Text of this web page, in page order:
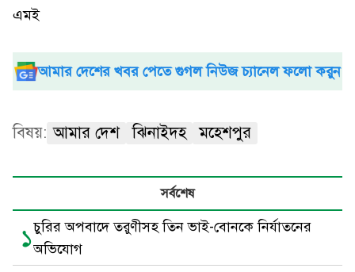
এমই
আমার দেশের খবর পেতে গুগল নিউজ চ্যানেল ফলো করুন
বিষয়: আমার দেশ ঝিনাইদহ মহেশপুর
সর্বশেষ
১চুরির অপবাদে তরুণীসহ তিন ভাই-বোনকে নির্যাতনের
অভিযোগ